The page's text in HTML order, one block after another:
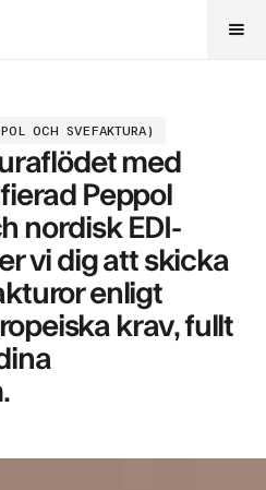
OCH SVEFAKTURA)
med
Peppol
nordisk EDI-
vi dig att skicka
enligt
krav, fullt